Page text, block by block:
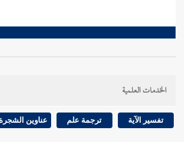
الخدمات العلمية
تفسير الآية ترجمة علم عناوين